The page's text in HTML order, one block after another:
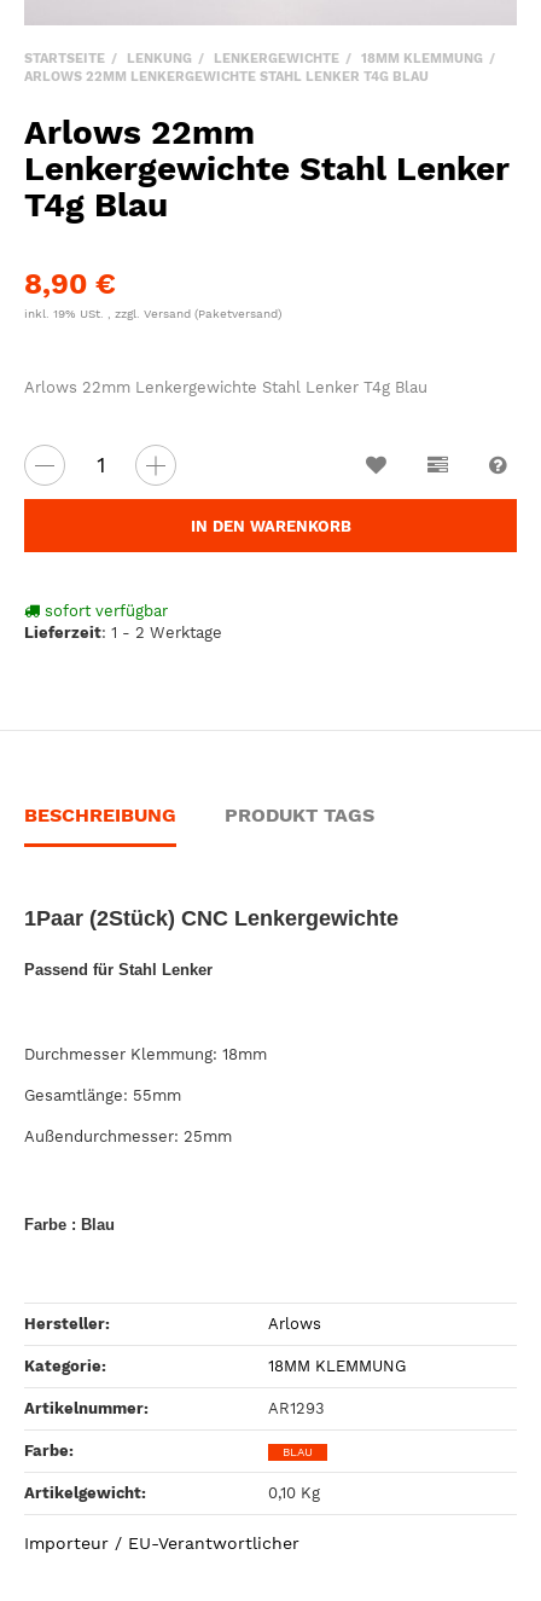
STARTSEITE LENKUNG LENKERGEWICHTE
18MM KLEMMUNG
ARLOWS 22MM LENKERGEWICHTE STAHL LENKER T4G BLAU
Arlows 22mm
Lenkergewichte Stahl Lenker
T4g Blau
8,90 €
inkl. 19% USt. , zzgl. Versand (Paketversand)
Arlows 22mm Lenkergewichte Stahl Lenker T4g Blau
IN DEN WARENKORB
sofort verfügbar
Lieferzeit: 1 - 2 Werktage
Wunschzettel
BESCHREIBUNG PRODUKT TAGS
1Paar (2Stück) CNC Lenkergewichte
Passend für Stahl Lenker
Durchmesser Klemmung: 18mm
Gesamtlänge: 55mm
Außendurchmesser: 25mm
Farbe : Blau
Hersteller: Arlows
Kategorie: 18MM KLEMMUNG
Artikelnummer: AR1293
Farbe‍: BLAU
Artikelgewicht‍: 0,10 Kg
Importeur / EU-Verantwortlicher